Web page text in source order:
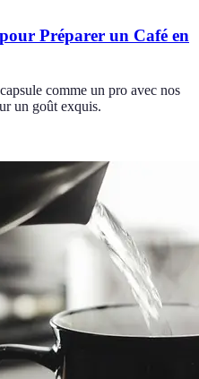
Préparer un Café en
comme un pro avec nos
un goût exquis.